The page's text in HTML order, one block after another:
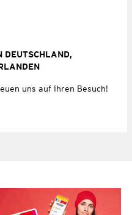
uns auf Ihren Besuch!